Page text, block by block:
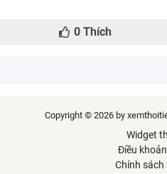
0 Thích
Copyright © 2026 by
Widget
Điều
Chính sách